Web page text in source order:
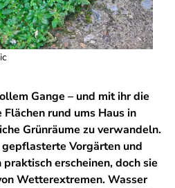
Gange – und mit ihr die
rund ums Haus in
Grünräume zu verwandeln.
Vorgärten und
erscheinen, doch sie
Wetterextremen. Wasser